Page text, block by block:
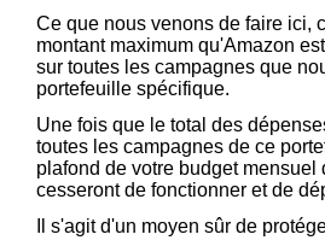
Ce que nous venons de faire ici,
montant maximum qu'Amazon
sur toutes les campagnes que
portefeuille spécifique.
Une fois que le total des
toutes les campagnes de ce
plafond de votre budget mensuel
cesseront de fonctionner et de
Il s'agit d'un moyen sûr de